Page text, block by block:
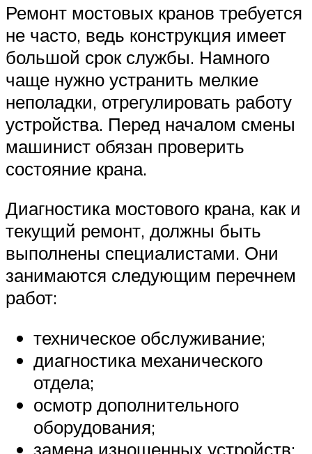
Ремонт мостовых кранов требуется
не часто, ведь конструкция имеет
большой срок службы. Намного
чаще нужно устранить мелкие
неполадки, отрегулировать работу
устройства. Перед началом смены
машинист обязан проверить
состояние крана.
Диагностика мостового крана, как и
текущий ремонт, должны быть
выполнены специалистами. Они
занимаются следующим перечнем
работ:
техническое обслуживание;
диагностика механического
отдела;
осмотр дополнительного
оборудования;
замена изношенных устройств;